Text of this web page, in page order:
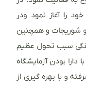
خود را آغاز نمود ودر
و شوریجات و همچنین
سبب تحول عظیم
بودن آزمایشگاه
و با بهره گیری از